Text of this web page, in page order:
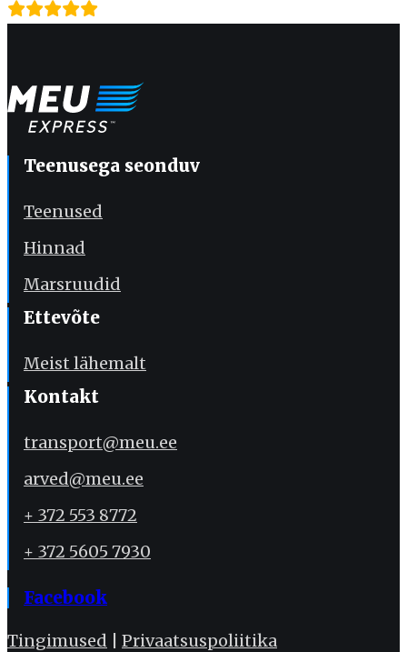
Teenusega seonduv
Teenused
Hinnad
Marsruudid
Ettevõte
Meist lähemalt
Kontakt
transport@meu.ee
arved@meu.ee
+ 372 553 8772
+ 372 5605 7930
Facebook
Tingimused Privaatsuspoliitika